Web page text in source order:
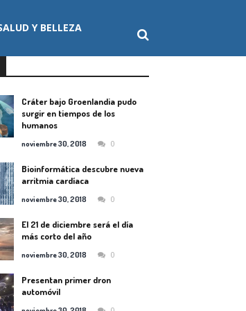
Y BELLEZA
Cráter bajo Groenlandia pudo
surgir en tiempos de los
humanos
noviembre 30, 2018 0
Bioinformática descubre nueva
arritmia cardíaca
noviembre 30, 2018 0
El 21 de diciembre será el día
más corto del año
noviembre 30, 2018 0
Presentan primer dron
automóvil